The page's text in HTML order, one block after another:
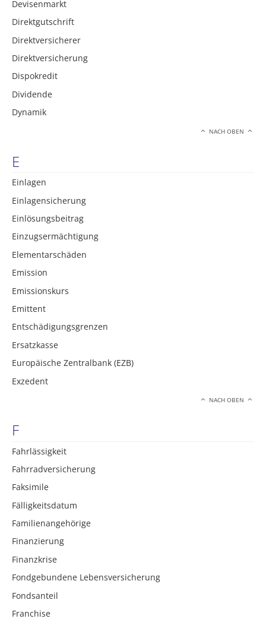
Devisenmarkt
Direktgutschrift
Direktversicherer
Direktversicherung
Dispokredit
Dividende
Dynamik
NACH OBEN
E
Einlagen
Einlagensicherung
Einlösungsbeitrag
Einzugsermächtigung
Elementarschäden
Emission
Emissionskurs
Emittent
Entschädigungsgrenzen
Ersatzkasse
Europäische Zentralbank (EZB)
Exzedent
NACH OBEN
F
Fahrlässigkeit
Fahrradversicherung
Faksimile
Fälligkeitsdatum
Familienangehörige
Finanzierung
Finanzkrise
Fondgebundene Lebensversicherung
Fondsanteil
Franchise